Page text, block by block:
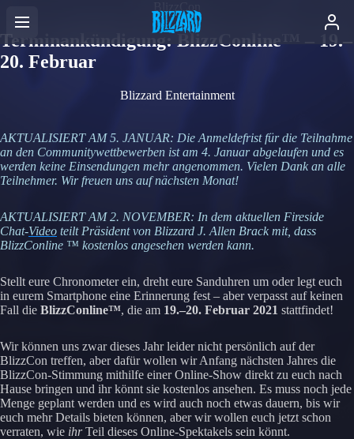
Terminankündigung: BlizzConline™ – 19.–
20. Februar
Blizzard Entertainment
AKTUALISIERT AM 5. JANUAR: Die Anmeldefrist für die Teilnahme
an den Communitywettbewerben ist am 4. Januar abgelaufen und es
werden keine Einsendungen mehr angenommen. Vielen Dank an alle
Teilnehmer. Wir freuen uns auf nächsten Monat!
AKTUALISIERT AM 2. NOVEMBER: In dem aktuellen Fireside
Chat-Video teilt Präsident von Blizzard J. Allen Brack mit, dass
BlizzConline ™ kostenlos angesehen werden kann.
Stellt eure Chronometer ein, dreht eure Sanduhren um oder legt euch
in eurem Smartphone eine Erinnerung fest – aber verpasst auf keinen
Fall die BlizzConline™, die am 19.–20. Februar 2021 stattfindet!
Wir können uns zwar dieses Jahr leider nicht persönlich auf der
BlizzCon treffen, aber dafür wollen wir Anfang nächsten Jahres die
BlizzCon-Stimmung mithilfe einer Online-Show direkt zu euch nach
Hause bringen und ihr könnt sie kostenlos ansehen. Es muss noch jede
Menge geplant werden und es wird auch noch etwas dauern, bis wir
euch mehr Details bieten können, aber wir wollen euch jetzt schon
verraten, wie ihrTeil dieses Online-Spektakels sein könnt.